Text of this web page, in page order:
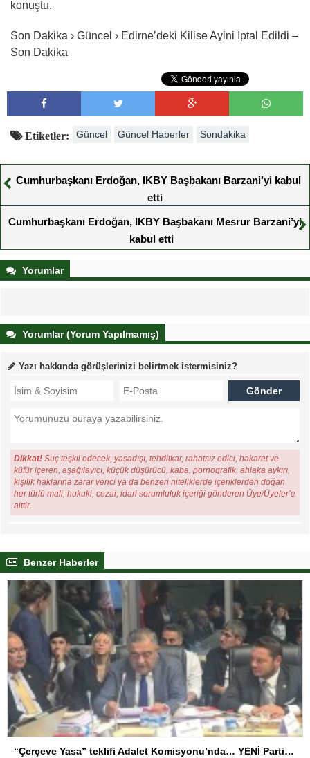
konuştu.
Son Dakika › Güncel › Edirne’deki Kilise Ayini İptal Edildi –
Son Dakika
Etiketler: Güncel Güncel Haberler Sondakika
Cumhurbaşkanı Erdoğan, IKBY Başbakanı Barzani’yi kabul
etti
Cumhurbaşkanı Erdoğan, IKBY Başbakanı Mesrur Barzani’yi
kabul etti
Yorumlar
Yorumlar (Yorum Yapılmamış)
Yazı hakkında görüşlerinizi belirtmek istermisiniz?
Dikkat! Suç teşkil edecek, yasadışı, tehditkar, rahatsız edici, hakaret ve
küfür içeren, aşağılayıcı, küçük düşürücü, kaba, pornografik, ahlaka aykırı,
kişilik haklarına zarar verici ya da benzeri niteliklerde içeriklerden doğan
her türlü mali, hukuki, cezai, idari sorumluluk içeriği gönderen Üye/Üyeler’e
aittir.
Benzer Haberler
“Çerçeve Yasa” teklifi Adalet Komisyonu’nda… YENİ Partili Tanrıkulu: Bir insana ‘Silahını bırak, ülkene dön, siyasal ve toplumsal hayata katıl’ diyorsanız, o insan kapıdan içeri girdiğinde başına ne geleceğini bilmelidir